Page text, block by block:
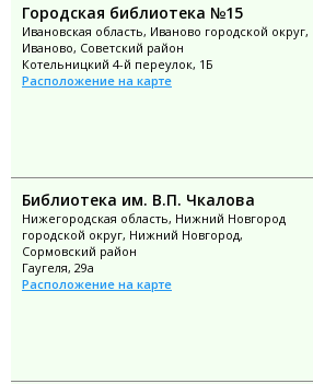
Городская библиотека №15
Ивановская область, Иваново городской округ,
Иваново, Советский район
Котельницкий 4-й переулок, 1Б
Расположение на карте
Библиотека им. В.П. Чкалова
Нижегородская область, Нижний Новгород
городской округ, Нижний Новгород,
Сормовский район
Гаугеля, 29а
Расположение на карте